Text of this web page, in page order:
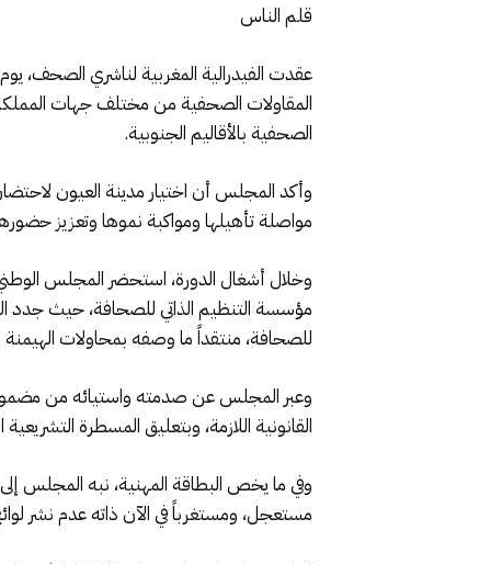
قلم الناس
المقاولات الصحفية من مختلف جهات المملكة،
الصحفية بالأقاليم الجنوبية.
وأكد المجلس أن اختيار مدينة العيون
مواصلة تأهيلها ومواكبة نموها وتعزيز
وخلال أشغال الدورة، استحضر المجلس
مؤسسة التنظيم الذاتي للصحافة، حيث جدد
للصحافة، منتقداً ما وصفه بمحاولات الهيمنة
وعبر المجلس عن صدمته واستيائه من مضمون
القانونية اللازمة، وبتعليق المسطرة
وفي ما يخص البطاقة المهنية، نبه المجلس
مستعجل، ومستغرباً في الآن ذاته عدم نشر